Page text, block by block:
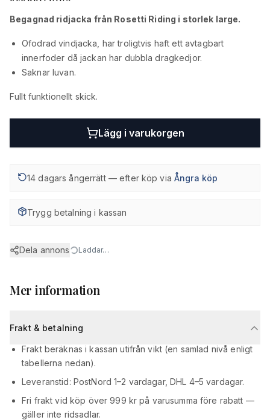
Begagnad ridjacka från Rosetti Riding i storlek large.
Ofodrad vindjacka, har troligtvis haft ett avtagbart
innerfoder då jackan har dubbla dragkedjor.
Saknar luvan.
Fullt funktionellt skick.
Lägg i varukorgen
14 dagars ångerrätt — efter köp via Ångra köp
Trygg betalning i kassan
Dela annons Laddar…
Mer information
Frakt & betalning
Frakt beräknas i kassan utifrån vikt (en samlad nivå enligt
tabellerna nedan).
Leveranstid: PostNord 1–2 vardagar, DHL 4–5 vardagar.
Fri frakt vid köp över 999 kr på varusumma före rabatt —
gäller inte ridsadlar.